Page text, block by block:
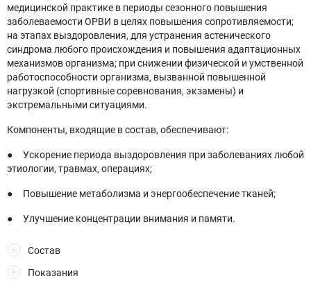
медицинской практике в периоды сезонного повышения
заболеваемости ОРВИ в целях повышения сопротивляемости;
на этапах выздоровления, для устранения астенического
синдрома любого происхождения и повышения адаптационных
механизмов организма; при снижении физической и умственной
работоспособности организма, вызванной повышенной
нагрузкой (спортивные соревнования, экзамены) и
экстремальными ситуациями.
Компоненты, входящие в состав, обеспечивают:
● Ускорение периода выздоровления при заболеваниях любой
этиологии, травмах, операциях;
● Повышение метаболизма и энергообеспечение тканей;
● Улучшение концентрации внимания и памяти.
Состав
Показания